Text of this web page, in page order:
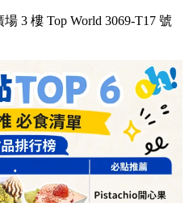
3 樓 Top World 3069-T17 號